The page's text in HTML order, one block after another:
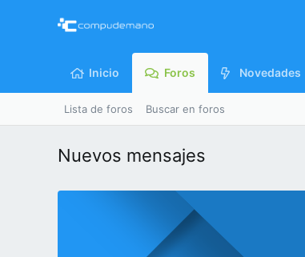
Inicio Foros Novedades
Lista de foros Buscar en foros
Nuevos mensajes